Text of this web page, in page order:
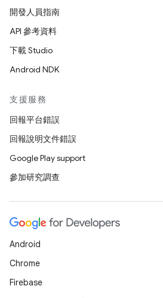
開發人員指南
API 參考資料
下載 Studio
Android NDK
支援服務
回報平台錯誤
回報說明文件錯誤
Google Play support
參加研究調查
Android
Chrome
Firebase